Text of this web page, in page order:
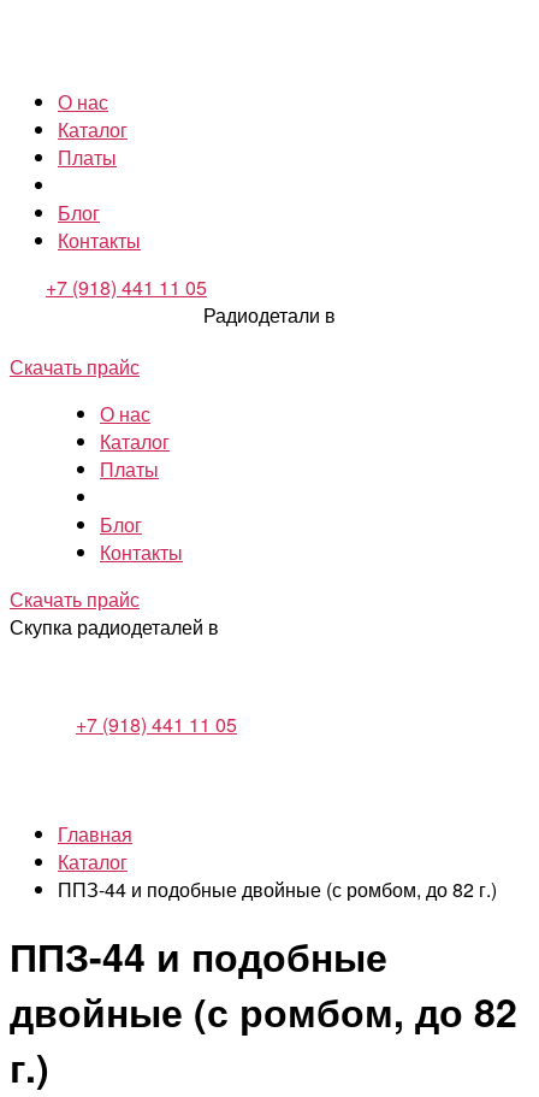
О нас
Каталог
Платы
Блог
Контакты
+7 (918) 441 11 05
Радиодетали в
Скачать прайс
О нас
Каталог
Платы
Блог
Контакты
Скачать прайс
Скупка радиодеталей в
+7 (918) 441 11 05
Главная
Каталог
ППЗ-44 и подобные двойные (с ромбом, до 82 г.)
ППЗ-44 и подобные
двойные (с ромбом, до 82
г.)